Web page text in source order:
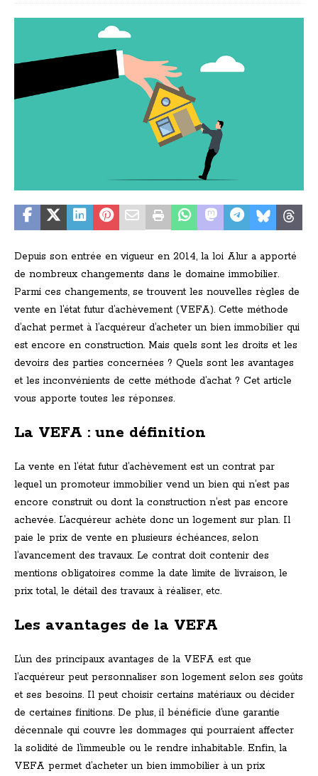
Depuis son entrée en vigueur en 2014, la loi Alur a apporté
de nombreux changements dans le domaine immobilier.
Parmi ces changements, se trouvent les nouvelles règles de
vente en l’état futur d’achèvement (VEFA). Cette méthode
d’achat permet à l’acquéreur d’acheter un bien immobilier qui
est encore en construction. Mais quels sont les droits et les
devoirs des parties concernées ? Quels sont les avantages
et les inconvénients de cette méthode d’achat ? Cet article
vous apporte toutes les réponses.
La VEFA : une définition
La vente en l’état futur d’achèvement est un contrat par
lequel un promoteur immobilier vend un bien qui n’est pas
encore construit ou dont la construction n’est pas encore
achevée. L’acquéreur achète donc un logement sur plan. Il
paie le prix de vente en plusieurs échéances, selon
l’avancement des travaux. Le contrat doit contenir des
mentions obligatoires comme la date limite de livraison, le
prix total, le détail des travaux à réaliser, etc.
Les avantages de la VEFA
L’un des principaux avantages de la VEFA est que
l’acquéreur peut personnaliser son logement selon ses goûts
et ses besoins. Il peut choisir certains matériaux ou décider
de certaines finitions. De plus, il bénéficie d’une garantie
décennale qui couvre les dommages qui pourraient affecter
la solidité de l’immeuble ou le rendre inhabitable. Enfin, la
VEFA permet d’acheter un bien immobilier à un prix